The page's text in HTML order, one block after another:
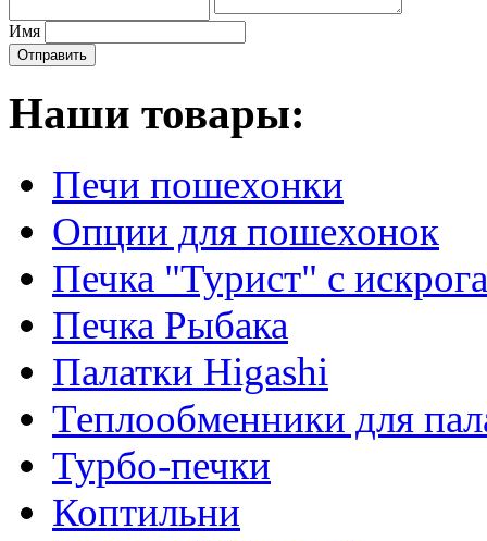
Имя
Наши товары:
Печи пошехонки
Опции для пошехонок
Печка "Турист" с
Печка Рыбака
Палатки Higashi
Теплообменники для
Турбо-печки
Коптильни